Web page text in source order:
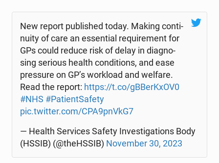
New report pu­bli­shed today. Making con­ti­
nu­ity of care an es­sen­tial re­qu­ire­ment for
GPs could reduce risk of delay in dia­gno­
sing serious health con­di­tions, and ease
pres­su­re on GP’s wor­klo­ad and welfare.
Read the report: https://t.co/gBBer­KxOV0
#NHS #Pa­tient­Sa­fe­ty
pic.twitter.com/CPA9pnVkG7
— Health Se­rvi­ces Safety In­ve­sti­ga­tions Body
(HSSIB) (@theHS­SIB) No­vem­ber 30, 2023